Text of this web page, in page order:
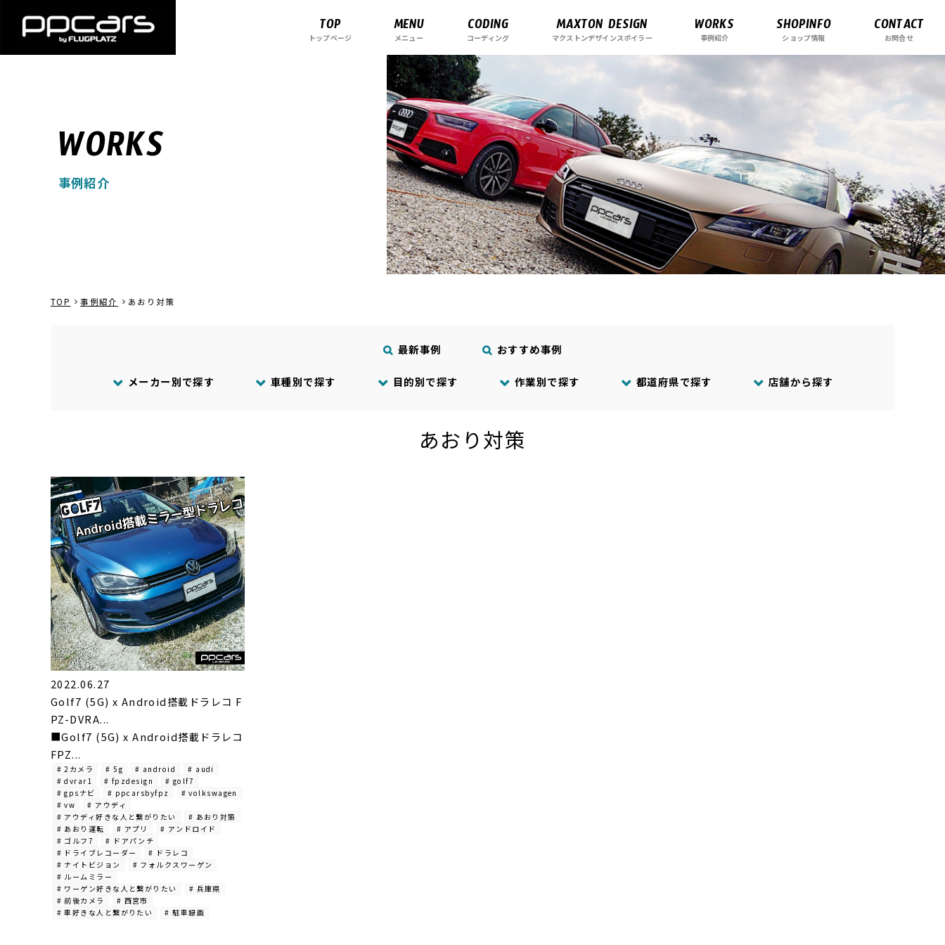
TOP
トップページ MENU
メニュー CODING
コーディング MAXTON DESIGN
マクストンデザインスポイラー WORKS
事例紹介 SHOPINFO
ショップ情報 CONTACT
お問合せ
WORKS
事例紹介
TOP 事例紹介 あおり対策
最新事例 おすすめ事例
メーカー別で探す 車種別で探す 目的別で探す 作業別で探す 都道府県で探す 店舗から探す
あおり対策
2022.06.27
Golf7 (5G) x Android搭載ドラレコ F
PZ-DVRA...
■Golf7 (5G) x Android搭載ドラレコ
FPZ...
# 2カメラ # 5g # android
# audi
# dvrar1
# fpzdesign
# golf7
# gpsナビ
# ppcarsbyfpz
# volkswagen
# vw
# アウディ
# アウディ好きな人と繋がりたい
# あおり対策
# あおり運転
# アプリ
# アンドロイド
# ゴルフ7
# ドアパンチ
# ドライブレコーダー
# ドラレコ
# ナイトビジョン
# フォルクスワーゲン
# ルームミラー
# ワーゲン好きな人と繋がりたい
# 兵庫県
# 前後カメラ
# 西宮市
# 車好きな人と繋がりたい
# 駐車録画